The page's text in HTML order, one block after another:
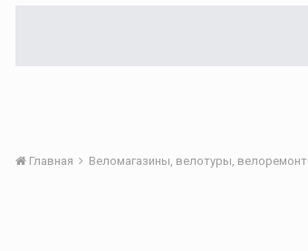
Главная Веломагазины, велотуры, велоремонт